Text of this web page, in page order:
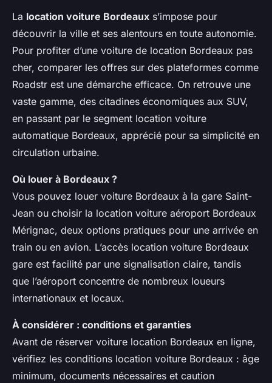
La location voiture Bordeaux s’impose pour
découvrir la ville et ses alentours en toute autonomie.
Pour profiter d’une voiture de location Bordeaux pas
cher, comparer les offres sur des plateformes comme
Roadstr est une démarche efficace. On retrouve une
vaste gamme, des citadines économiques aux SUV,
en passant par le segment location voiture
automatique Bordeaux, apprécié pour sa simplicité en
circulation urbaine.
Où louer à Bordeaux ?
Vous pouvez louer voiture Bordeaux à la gare Saint-
Jean ou choisir la location voiture aéroport Bordeaux
Mérignac, deux options pratiques pour une arrivée en
train ou en avion. L’accès location voiture Bordeaux
gare est facilité par une signalisation claire, tandis
que l’aéroport concentre de nombreux loueurs
internationaux et locaux.
À considérer : conditions et garanties
Avant de réserver voiture location Bordeaux en ligne,
vérifiez les conditions location voiture Bordeaux : âge
minimum, documents nécessaires et caution